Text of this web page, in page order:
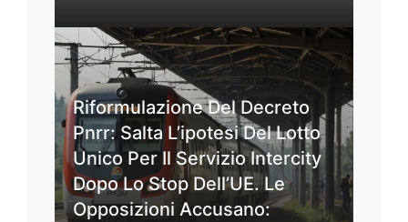
Riformulazione Del Decreto
Pnrr: Salta L’ipotesi Del Lotto
Unico Per Il Servizio Intercity
Dopo Lo Stop Dell’UE. Le
Opposizioni Accusano: